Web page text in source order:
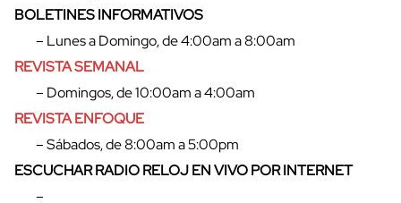
BOLETINES INFORMATIVOS
– Lunes a Domingo, de 4:00am a 8:00am
REVISTA SEMANAL
– Domingos, de 10:00am a 4:00am
REVISTA ENFOQUE
– Sábados, de 8:00am a 5:00pm
ESCUCHAR RADIO RELOJ EN VIVO POR INTERNET
–